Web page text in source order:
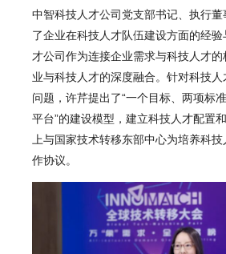
中智科技人才公司党支部书记、执行
了企业在科技人才队伍建设方面的经验
才公司作为连接企业需求与科技人才
业与科技人才的深度融合。针对科技
问题，许芹提出了“一个目标、两项标
平台”的建设模型，建立科技人才配置
上与国家技术转移东部中心为培养科
作协议。